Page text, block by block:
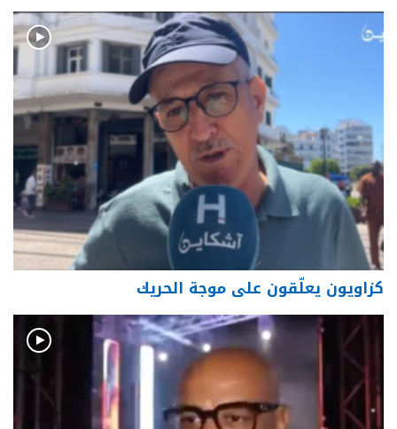
كزاويون يعلّقون على موجة الحريك